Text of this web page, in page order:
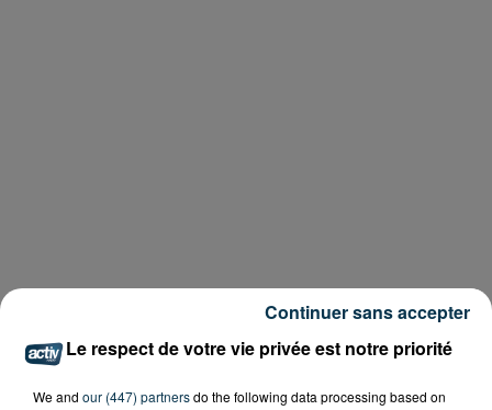
Le respect de votre vie privée est notre priorité
We and our (447) partnersdo the following data processing based on
Continuer sans accepter